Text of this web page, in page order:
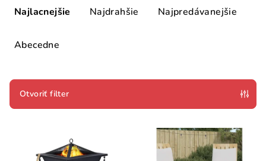
p
Najlacnejšie Najdrahšie Najpredávanejšie
Abecedne
Otvoriť filter